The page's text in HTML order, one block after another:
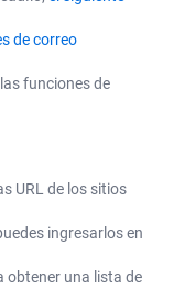
de correo
funciones de
URL de los sitios
ingresarlos en
obtener una lista de